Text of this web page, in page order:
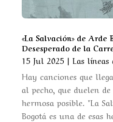
«La Salvación» de Arde
Desesperado de la
15 Jul 2025| Las líneas
Hay canciones que
al pecho, que duelen
hermosa posible. "La
Bogotá es una de esas